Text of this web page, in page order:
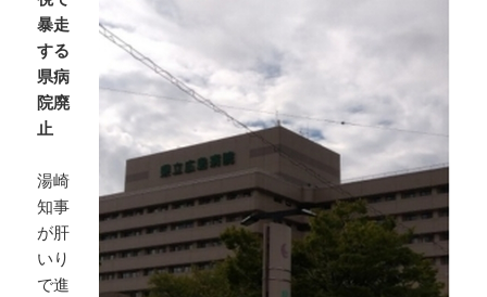
暴走
する
県病
院廃
止
湯崎
知事
が肝
いり
で進